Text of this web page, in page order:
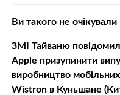
Ви такого не очікували
ЗМІ Тайваню
Apple призупинити
виробництво
Wistron в Куньшане